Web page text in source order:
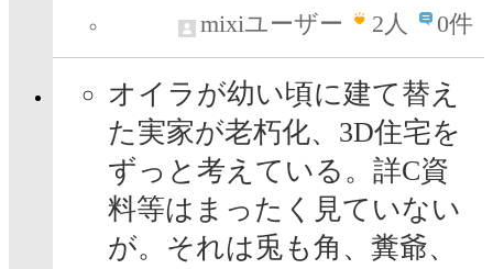
mixiユーザー
2人 0件
オイラが幼い頃に建て替え
た実家が老朽化、3D住宅を
ずっと考えている。詳C資
料等はまったく見ていない
が。それは兎も角、糞爺、